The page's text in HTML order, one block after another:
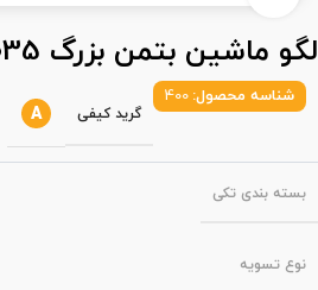
لگو ماشین بتمن بزرگ 4035 بی تی (18)
شناسه محصول: 400
گرید کیفی A
بسته‌ بندی تکی
نوع تسویه